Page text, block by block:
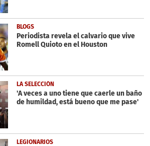
BLOGS
Periodista revela el calvario que vive
Romell Quioto en el Houston
LA SELECCIÓN
'A veces a uno tiene que caerle un baño
de humildad, está bueno que me pase'
LEGIONARIOS